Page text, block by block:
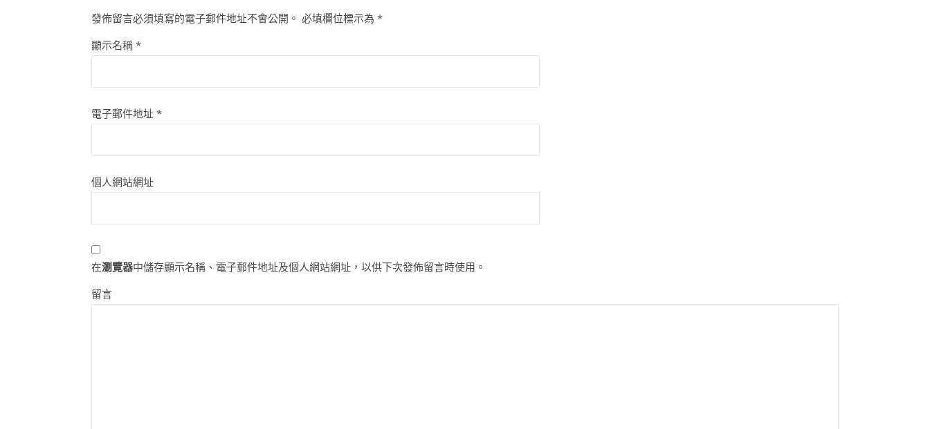
發佈留言必須填寫的電子郵件地址不會公開。 必填欄位標示為 *
顯示名稱 *
電子郵件地址 *
個人網站網址
在瀏覽器中儲存顯示名稱、電子郵件地址及個人網站網址，以供下次發佈留言時使用。
留言